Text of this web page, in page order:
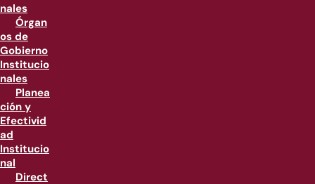
nales
Órgan
os de
Gobierno
Institucio
nales
Planea
ción y
Efectivid
ad
Institucio
nal
Direct